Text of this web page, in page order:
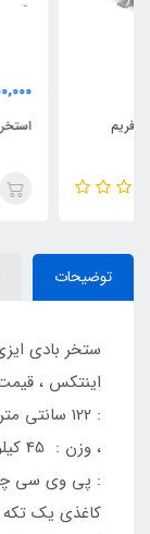
تومان
استخر فریمی 300 اینتکس
توضیحات
: پی وی سی